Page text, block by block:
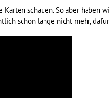
schauen. So aber
schon lange nicht mehr,